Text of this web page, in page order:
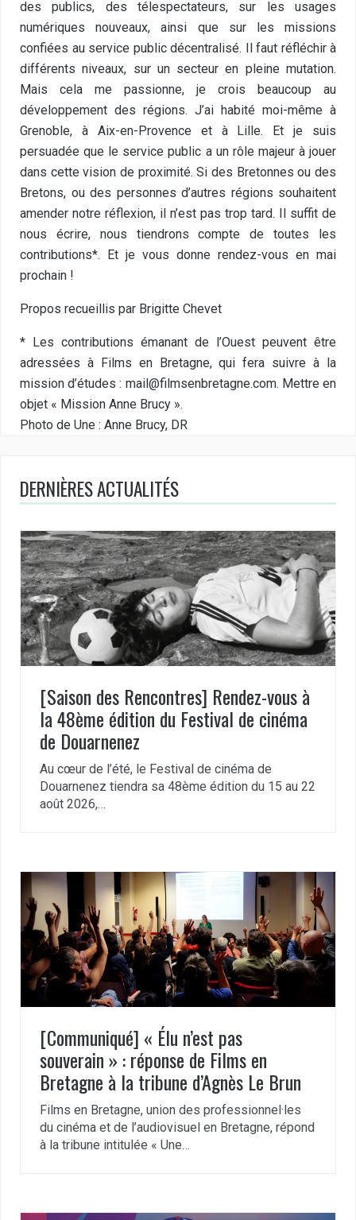
des publics, des télespectateurs, sur les usages
numériques nouveaux, ainsi que sur les missions
confiées au service public décentralisé. Il faut réfléchir à
différents niveaux, sur un secteur en pleine mutation.
Mais cela me passionne, je crois beaucoup au
développement des régions. J’ai habité moi-même à
Grenoble, à Aix-en-Provence et à Lille. Et je suis
persuadée que le service public a un rôle majeur à jouer
dans cette vision de proximité. Si des Bretonnes ou des
Bretons, ou des personnes d’autres régions souhaitent
amender notre réflexion, il n’est pas trop tard. Il suffit de
nous écrire, nous tiendrons compte de toutes les
contributions*. Et je vous donne rendez-vous en mai
prochain !
Propos recueillis par Brigitte Chevet
* Les contributions émanant de l’Ouest peuvent être
adressées à Films en Bretagne, qui fera suivre à la
mission d’études : mail@filmsenbretagne.com. Mettre en
objet « Mission Anne Brucy ».
Photo de Une : Anne Brucy, DR
DERNIÈRES ACTUALITÉS
[Saison des Rencontres] Rendez-vous à
la 48ème édition du Festival de cinéma
de Douarnenez
Au cœur de l’été, le Festival de cinéma de
Douarnenez tiendra sa 48ème édition du 15 au 22
août 2026,…
[Communiqué] « Élu n’est pas
souverain » : réponse de Films en
Bretagne à la tribune d’Agnès Le Brun
Films en Bretagne, union des professionnel·les
du cinéma et de l’audiovisuel en Bretagne, répond
à la tribune intitulée « Une…